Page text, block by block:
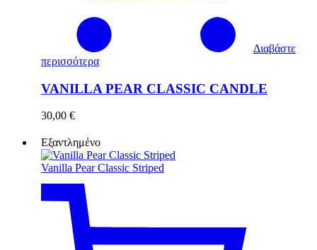
Διαβάστε
περισσότερα
VANILLA PEAR CLASSIC CANDLE
30,00 €
Εξαντλημένο
Vanilla Pear Classic Striped